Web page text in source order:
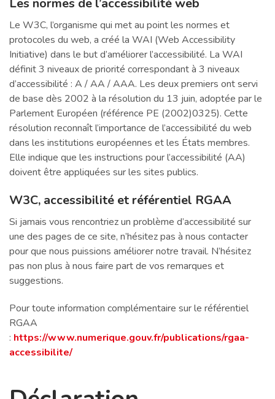
Les normes de l’accessibilité web
Le W3C, l’organisme qui met au point les normes et
protocoles du web, a créé la WAI (Web Accessibility
Initiative) dans le but d’améliorer l’accessibilité. La WAI
définit 3 niveaux de priorité correspondant à 3 niveaux
d’accessibilité : A / AA / AAA. Les deux premiers ont servi
de base dès 2002 à la résolution du 13 juin, adoptée par le
Parlement Européen (référence PE (2002)0325). Cette
résolution reconnaît l’importance de l’accessibilité du web
dans les institutions européennes et les États membres.
Elle indique que les instructions pour l’accessibilité (AA)
doivent être appliquées sur les sites publics.
W3C, accessibilité et référentiel RGAA
Si jamais vous rencontriez un problème d’accessibilité sur
une des pages de ce site, n’hésitez pas à nous contacter
pour que nous puissions améliorer notre travail. N’hésitez
pas non plus à nous faire part de vos remarques et
suggestions.
Pour toute information complémentaire sur le référentiel
RGAA
: https://www.numerique.gouv.fr/publications/rgaa-
accessibilite/